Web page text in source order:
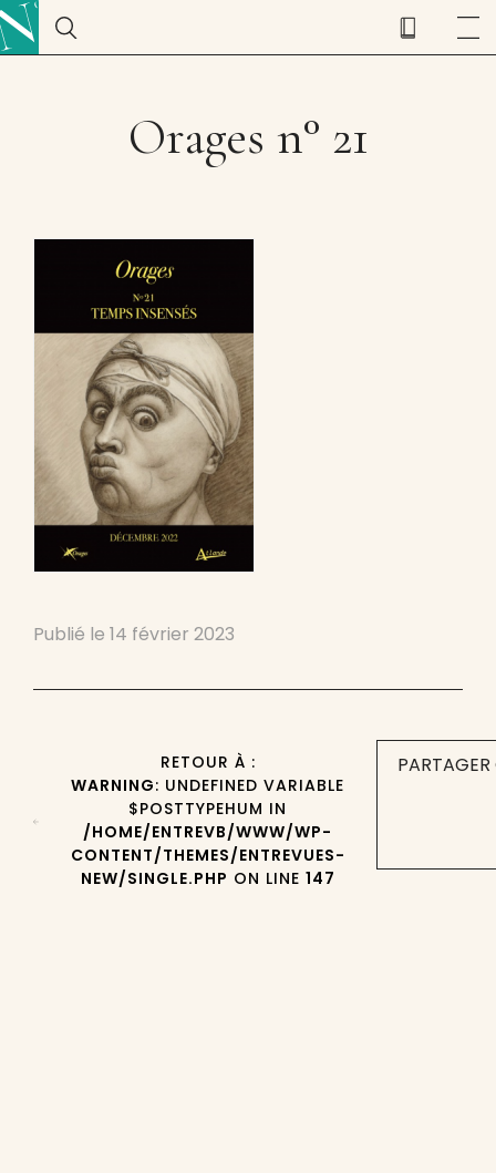
Orages n° 21
Publié le 14 février 2023
RETOUR À :
WARNING: UNDEFINED VARIABLE
$POSTTYPEHUM IN
/HOME/ENTREVB/WWW/WP-
CONTENT/THEMES/ENTREVUES-
NEW/SINGLE.PHP ON LINE 147